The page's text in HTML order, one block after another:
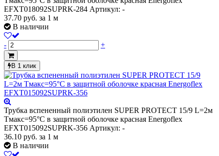
EFXT018092SUPRK-284 Артикул: -
37.70 руб. за 1 м
В наличии
- +
В 1 клик
Трубка вспененный полиэтилен SUPER PROTECT 15/9 L=2м
Тмакс=95°C в защитной оболочке красная Energoflex
EFXT015092SUPRK-356 Артикул: -
36.10 руб. за 1 м
В наличии